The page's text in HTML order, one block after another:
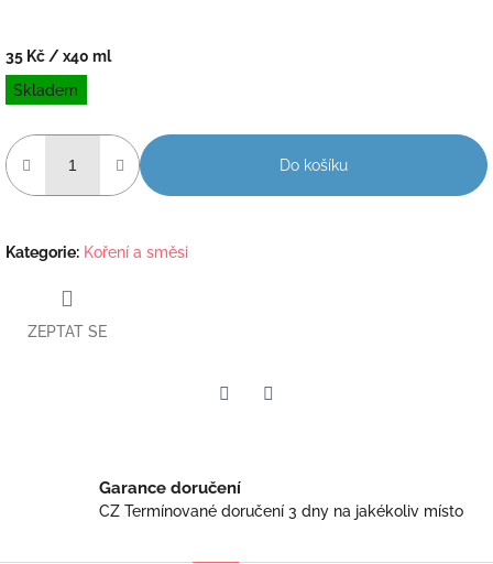
35 Kč / x40 ml
Měrná
cena:
Skladem
Do košíku
Kategorie: Koření a směsi
ZEPTAT SE
Garance doručení
CZ Termínované doručení 3 dny na jakékoliv místo